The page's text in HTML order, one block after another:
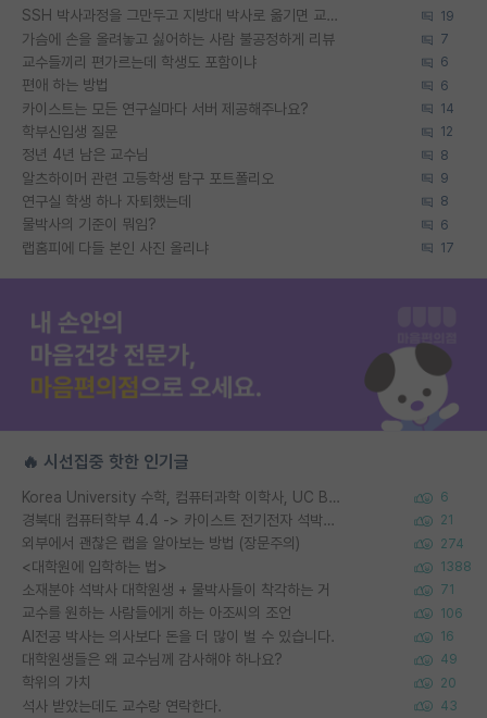
SSH 박사과정을 그만두고 지방대 박사로 옮기면 교수의 꿈은 끝일까요? 19
가슴에 손을 올려놓고 싫어하는 사람 불공정하게 리뷰 7
교수들끼리 편가르는데 학생도 포함이냐 6
편애 하는 방법 6
카이스트는 모든 연구실마다 서버 제공해주나요? 14
학부신입생 질문 12
정년 4년 남은 교수님 8
알츠하이머 관련 고등학생 탐구 포트폴리오 9
연구실 학생 하나 자퇴했는데 8
물박사의 기준이 뭐임? 6
랩홈피에 다들 본인 사진 올리냐 17
🔥 시선집중 핫한 인기글
Korea University 수학, 컴퓨터과학 이학사, UC Berkeley 산업공학 대학원 공학박사가 되는 것은 쉽지 않겠죠? 6
경북대 컴퓨터학부 4.4 -> 카이스트 전기전자 석박사통합과정 합격 21
외부에서 괜찮은 랩을 알아보는 방법 (장문주의) 274
<대학원에 입학하는 법> 1388
소재분야 석박사 대학원생 + 물박사들이 착각하는 거 71
교수를 원하는 사람들에게 하는 아조씨의 조언 106
AI전공 박사는 의사보다 돈을 더 많이 벌 수 있습니다. 16
대학원생들은 왜 교수님께 감사해야 하나요? 49
학위의 가치 20
석사 받았는데도 교수랑 연락한다. 43